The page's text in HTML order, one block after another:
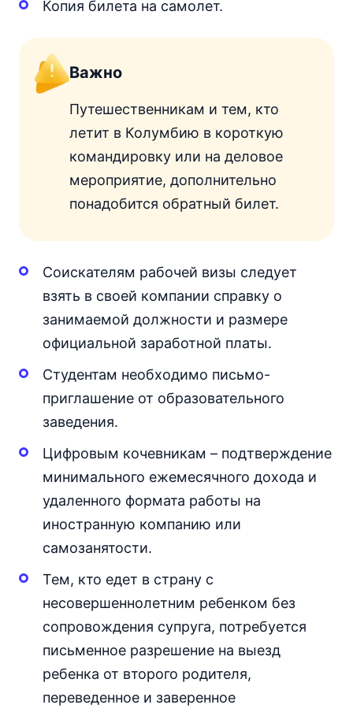
Копия билета на самолет.
Важно
Путешественникам и тем, кто
летит в Колумбию в короткую
командировку или на деловое
мероприятие, дополнительно
понадобится обратный билет.
Соискателям рабочей визы следует
взять в своей компании справку о
занимаемой должности и размере
официальной заработной платы.
Студентам необходимо письмо-
приглашение от образовательного
заведения.
Цифровым кочевникам – подтверждение
минимального ежемесячного дохода и
удаленного формата работы на
иностранную компанию или
самозанятости.
Тем, кто едет в страну с
несовершеннолетним ребенком без
сопровождения супруга, потребуется
письменное разрешение на выезд
ребенка от второго родителя,
переведенное и заверенное